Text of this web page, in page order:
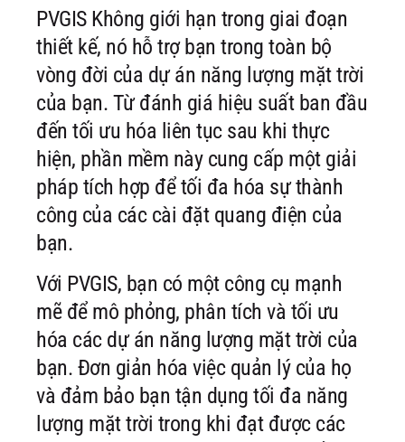
PVGIS Không giới hạn trong giai đoạn
thiết kế, nó hỗ trợ bạn trong toàn bộ
vòng đời của dự án năng lượng mặt trời
của bạn. Từ đánh giá hiệu suất ban đầu
đến tối ưu hóa liên tục sau khi thực
hiện, phần mềm này cung cấp một giải
pháp tích hợp để tối đa hóa sự thành
công của các cài đặt quang điện của
bạn.
Với PVGIS, bạn có một công cụ mạnh
mẽ để mô phỏng, phân tích và tối ưu
hóa các dự án năng lượng mặt trời của
bạn. Đơn giản hóa việc quản lý của họ
và đảm bảo bạn tận dụng tối đa năng
lượng mặt trời trong khi đạt được các